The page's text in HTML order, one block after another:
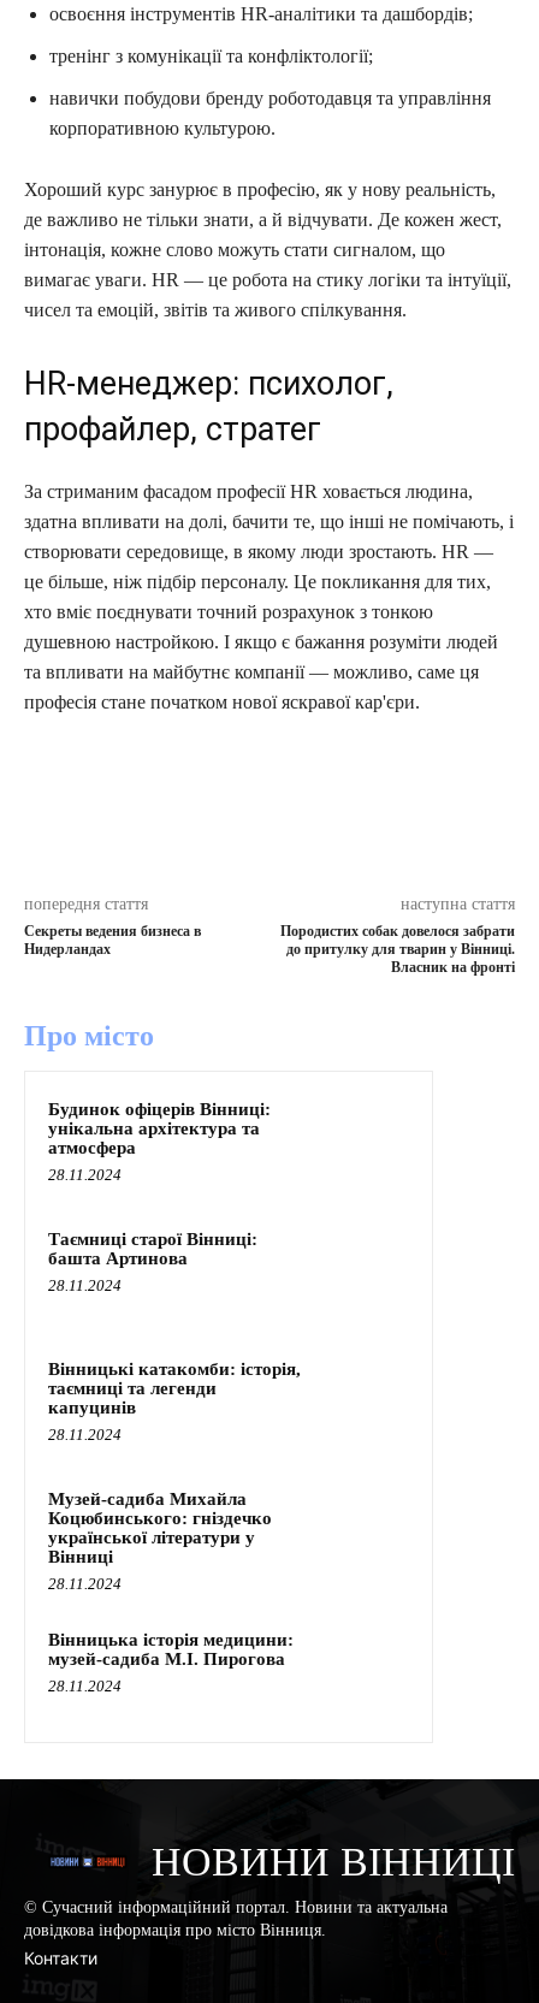
освоєння інструментів HR-аналітики та дашбордів;
тренінг з комунікації та конфліктології;
навички побудови бренду роботодавця та управління
корпоративною культурою.
Хороший курс занурює в професію, як у нову реальність,
де важливо не тільки знати, а й відчувати. Де кожен жест,
інтонація, кожне слово можуть стати сигналом, що
вимагає уваги. HR — це робота на стику логіки та інтуїції,
чисел та емоцій, звітів та живого спілкування.
HR-менеджер: психолог,
профайлер, стратег
За стриманим фасадом професії HR ховається людина,
здатна впливати на долі, бачити те, що інші не помічають, і
створювати середовище, в якому люди зростають. HR —
це більше, ніж підбір персоналу. Це покликання для тих,
хто вміє поєднувати точний розрахунок з тонкою
душевною настройкою. І якщо є бажання розуміти людей
та впливати на майбутнє компанії — можливо, саме ця
професія стане початком нової яскравої кар'єри.
попередня стаття
Секреты ведения бизнеса в
Нидерландах
наступна стаття
Породистих собак довелося забрати
до притулку для тварин у Вінниці.
Власник на фронті
Про місто
Будинок офіцерів Вінниці:
унікальна архітектура та
атмосфера
28.11.2024
Таємниці старої Вінниці:
башта Артинова
28.11.2024
Вінницькі катакомби: історія,
таємниці та легенди
капуцинів
28.11.2024
Музей-садиба Михайла
Коцюбинського: гніздечко
української літератури у
Вінниці
28.11.2024
Вінницька історія медицини:
музей-садиба М.І. Пирогова
28.11.2024
НОВИНИ ВІННИЦІ
© Сучасний інформаційний портал. Новини та актуальна
довідкова інформація про місто Вінниця.
Контакти